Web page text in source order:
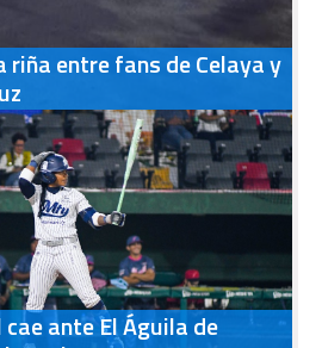
entre fans de Celaya y
ante El Águila de